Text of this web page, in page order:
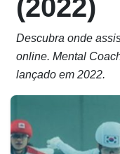
(2022)
Descubra onde
online. Mental
lançado em 2022.